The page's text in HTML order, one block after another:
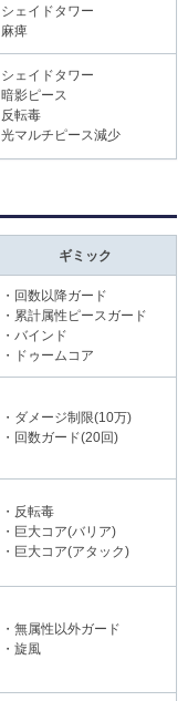
シェイドタワー
麻痺
シェイドタワー
暗影ピース
反転毒
光マルチピース減少
ギミック
・回数以降ガード
・累計属性ピースガード
・バインド
・ドゥームコア
・ダメージ制限(10万)
・回数ガード(20回)
・反転毒
・巨大コア(バリア)
・巨大コア(アタック)
・無属性以外ガード
・旋風